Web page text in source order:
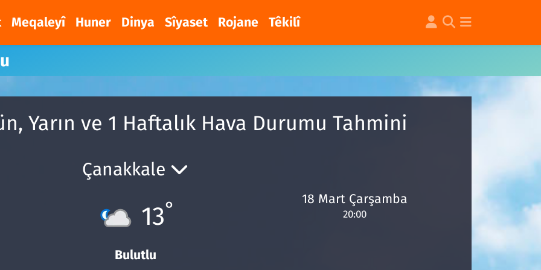
Meqaleyî Huner Dinya Sîyaset Rojane Têkilî
Yarın ve 1 Haftalık Hava Durumu Tahmini
Çanakkale
13°
Bulutlu
18 Mart Çarşamba
20:00